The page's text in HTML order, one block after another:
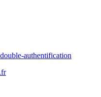
authentification